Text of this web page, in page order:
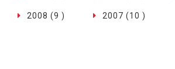
2008 (9 ) 2007 (10 )